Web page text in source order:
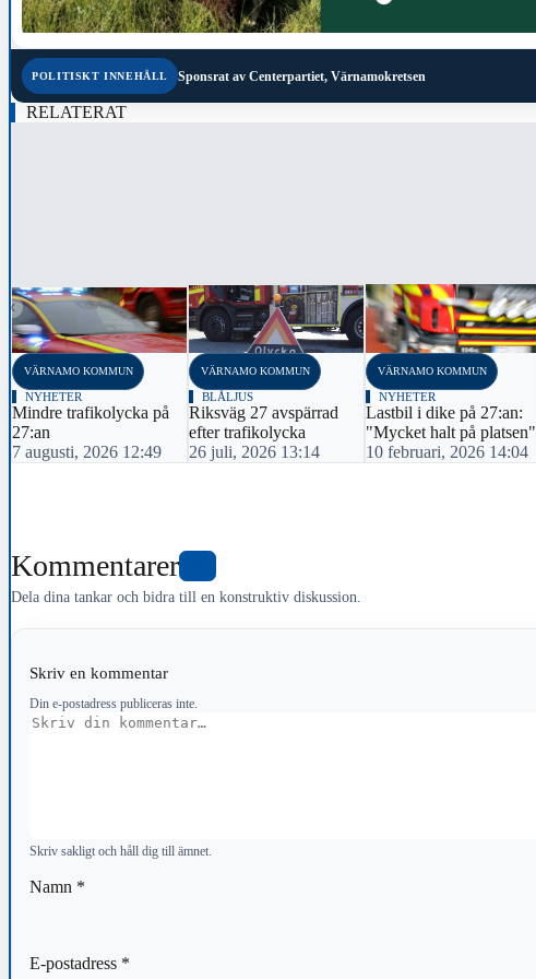
POLITISKT INNEHÅLL Sponsrat av Centerpartiet, Värnamokretsen
RELATERAT
‹
VÄRNAMO KOMMUN
NYHETER
Mindre trafikolycka på
27:an
7 augusti, 2026 12:49
VÄRNAMO KOMMUN
BLÅLJUS
Riksväg 27 avspärrad
efter trafikolycka
26 juli, 2026 13:14
VÄRNAMO KOMMUN
NYHETER
Lastbil i dike på 27:an:
"Mycket halt på platsen"
10 februari, 2026 14:04
Kommentarer
Dela dina tankar och bidra till en konstruktiv diskussion.
Skriv en kommentar
Din e-postadress publiceras inte.
Kommentar
Skriv sakligt och håll dig till ämnet.
Namn *
E-postadress *